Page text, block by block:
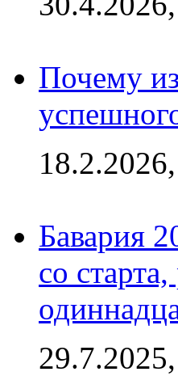
Почему
Бавария
со